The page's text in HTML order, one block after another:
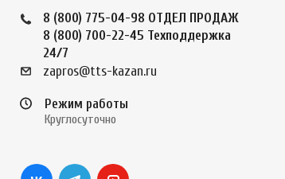
8 (800) 775-04-98 ОТДЕЛ ПРОДАЖ
8 (800) 700-22-45 Техподдержка
24/7
zapros@tts-kazan.ru
Режим работы
Круглосуточно